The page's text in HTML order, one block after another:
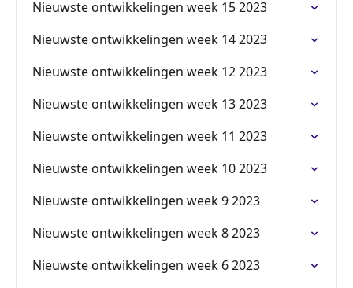
Nieuwste ontwikkelingen week 15 2023
Nieuwste ontwikkelingen week 14 2023
Nieuwste ontwikkelingen week 12 2023
Nieuwste ontwikkelingen week 13 2023
Nieuwste ontwikkelingen week 11 2023
Nieuwste ontwikkelingen week 10 2023
Nieuwste ontwikkelingen week 9 2023
Nieuwste ontwikkelingen week 8 2023
Nieuwste ontwikkelingen week 6 2023